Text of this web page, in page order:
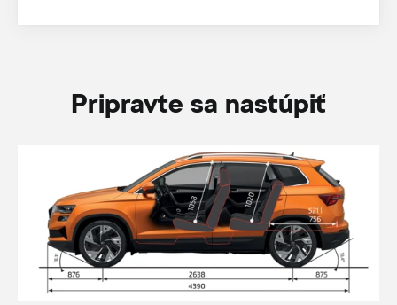
Pripravte sa nastúpiť